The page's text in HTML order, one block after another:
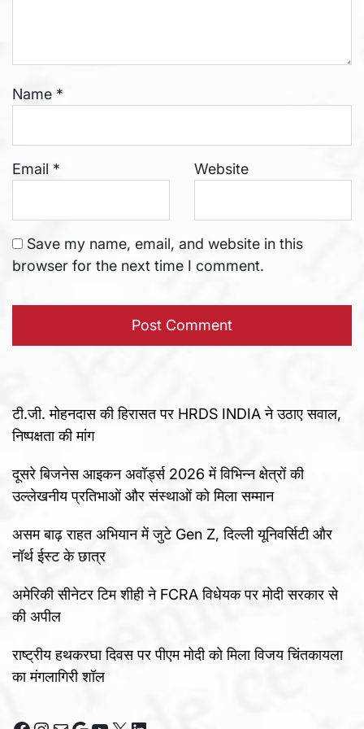
Name *
Email * Website
Save my name, email, and website in this
browser for the next time I comment.
टी.जी. मोहनदास की हिरासत पर HRDS INDIA ने उठाए सवाल,
निष्पक्षता की मांग
दूसरे बिजनेस आइकन अवॉर्ड्स 2026 में विभिन्न क्षेत्रों की
उल्लेखनीय प्रतिभाओं और संस्थाओं को मिला सम्मान
असम बाढ़ राहत अभियान में जुटे Gen Z, दिल्ली यूनिवर्सिटी और
नॉर्थ ईस्ट के छात्र
अमेरिकी सीनेटर टिम शीही ने FCRA विधेयक पर मोदी सरकार से
की अपील
राष्ट्रीय हथकरघा दिवस पर पीएम मोदी को मिला विजय चिंतकायला
का मंगलागिरी शॉल